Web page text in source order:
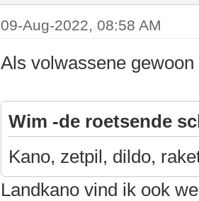
09-Aug-2022, 08:58 AM
Als volwassene
Wim -de roetsende
Kano, zetpil, dildo,
Landkano vind ik ook